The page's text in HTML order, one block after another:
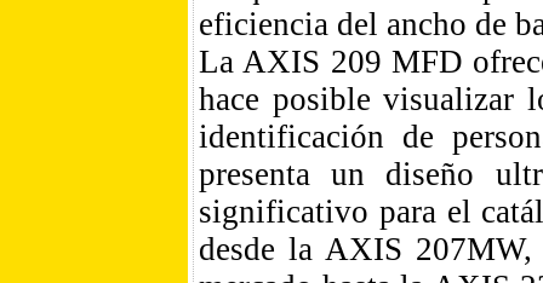
eficiencia del ancho de
La AXIS 209 MFD
hace posible visualizar
identificación de
presenta un diseño
significativo para el
desde la AXIS 207MW,